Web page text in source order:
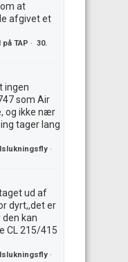
at
afgivet et
TAP · 30.
ingen
som Air
og ikke nær
tager lang
·
ud af
dyrt,,det er
den kan
CL 215/415
·